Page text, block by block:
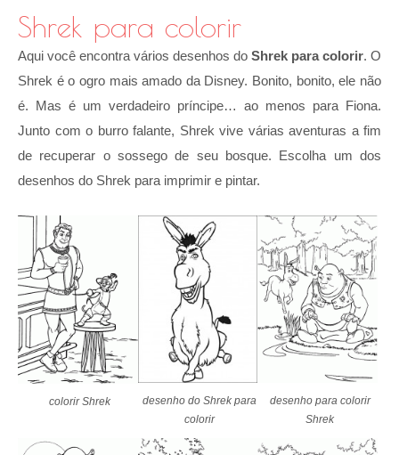
Shrek para colorir
Aqui você encontra vários desenhos do Shrek para colorir. O
Shrek é o ogro mais amado da Disney. Bonito, bonito, ele não
é. Mas é um verdadeiro príncipe… ao menos para Fiona.
Junto com o burro falante, Shrek vive várias aventuras a fim
de recuperar o sossego de seu bosque. Escolha um dos
desenhos do Shrek para imprimir e pintar.
colorir Shrek
desenho do Shrek para
colorir
desenho para colorir
Shrek